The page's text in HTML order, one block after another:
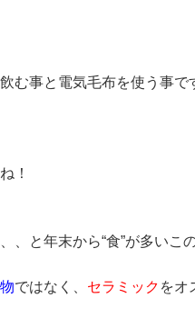
む事と電気毛布を使う事で
！
、と年末から“食”が多いこ
ではなく、 セラミック をオ